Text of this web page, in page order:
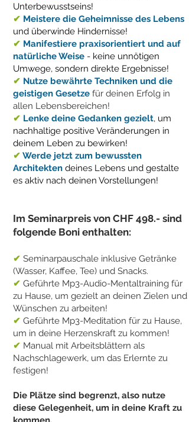
Unterbewusstseins!
✔ Meistere die Geheimnisse des Lebens
und überwinde Hindernisse!
✔ Manifestiere praxisorientiert und auf
natürliche Weise - keine unnötigen
Umwege, sondern direkte Ergebnisse!
✔ Nutze bewährte Techniken und die
geistigen Gesetze für deinen Erfolg in
allen Lebensbereichen!
✔ Lenke deine Gedanken gezielt, um
nachhaltige positive Veränderungen in
deinem Leben zu bewirken!
✔ Werde jetzt zum bewussten
Architekten deines Lebens und gestalte
es aktiv nach deinen Vorstellungen!
Im Seminarpreis von CHF 498.- sind
folgende Boni enthalten:
✔ Seminarpauschale inklusive Getränke
(Wasser, Kaffee, Tee) und Snacks.
✔ Geführte Mp3-Audio-Mentaltraining für
zu Hause, um gezielt an deinen Zielen und
Wünschen zu arbeiten!
✔ Geführte Mp3-Meditation für zu Hause,
um in deine Herzenskraft zu kommen!
✔ Manual mit Arbeitsblättern als
Nachschlagewerk, um das Erlernte zu
festigen!
Die Plätze sind begrenzt, also nutze
diese Gelegenheit, um in deine Kraft zu